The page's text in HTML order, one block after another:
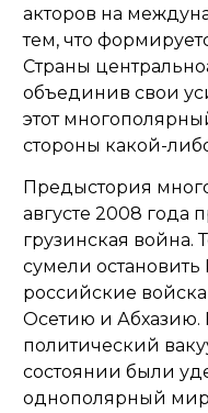
акторов на
тем, что
Страны
объединив свои
этот
стороны какой-
Предыстория
августе 2008 года
грузинская война.
сумели остановить
российские
Осетию и Абхазию.
политический
состоянии были
однополярный